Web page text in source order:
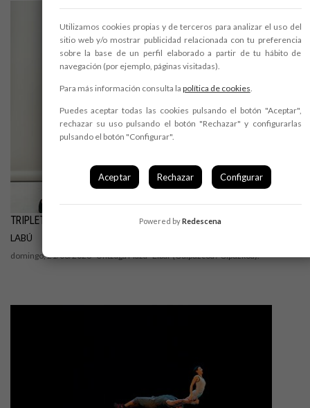
TRIPLETTE
LABÚ
domingo, 21/06/2026 ·Untzaga Plaza· Eibar (Guipúzcoa / Gipuzkoa).
Utilizamos cookies propias y de terceros para analizar el uso del
sitio web y/o mostrar publicidad relacionada con tu preferencia
sobre la base de un perfil elaborado a partir de tu hábito de
navegación (por ejemplo, páginas visitadas).
Para más información consulta la política de cookies.
Puedes aceptar todas las cookies pulsando el botón "Aceptar",
rechazar su uso pulsando el botón "Rechazar" y configurarlas
pulsando el botón "Configurar".
Aceptar Rechazar Configurar
Powered byRedescena